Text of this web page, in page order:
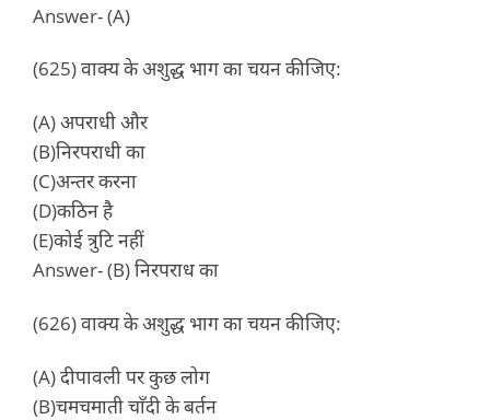
Answer- (A)
(625) वाक्य के अशुद्ध भाग का चयन कीजिए:
(A) अपराधी और
(B)निरपराधी का
(C)अन्तर करना
(D)कठिन है
(E)कोई त्रुटि नहीं
Answer- (B) निरपराध का
(626) वाक्य के अशुद्ध भाग का चयन कीजिए:
(A) दीपावली पर कुछ लोग
(B)चमचमाती चाँदी के बर्तन